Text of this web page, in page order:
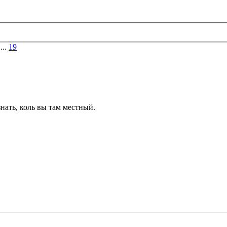
19
коль вы там местный.